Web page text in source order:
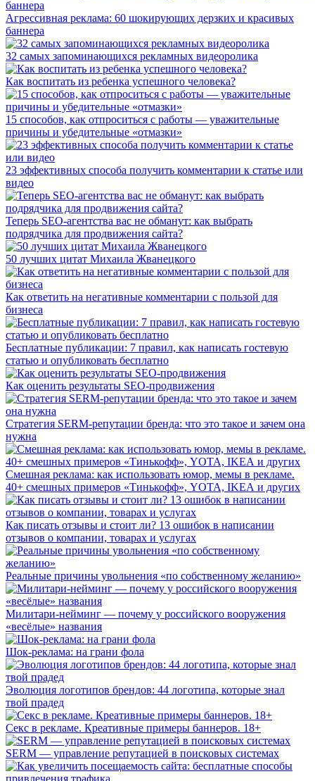
Агрессивная реклама: 60 шокирующих дерзких и красивых
баннера
32 самых запоминающихся рекламных видеоролика
Как воспитать из ребенка успешного человека?
15 способов, как отпроситься с работы — уважительные
причины и убедительные «отмазки»
23 эффективных способа получить комментарии к статье или
видео
Теперь SEO-агентства вас не обманут: как выбрать
подрядчика для продвижения сайта?
50 лучших цитат Михаила Жванецкого
Как ответить на негативные комментарии с пользой для
бизнеса
Бесплатные публикации: 7 правил, как написать гостевую
статью и опубликовать бесплатно
Как оценить результаты SEO-продвижения
Стратегия SERM-репутации бренда: что это такое и зачем она
нужна
Смешная реклама: как использовать юмор, мемы в рекламе.
40+ смешных примеров «Тинькофф», YOTA, IKEA и других
Как писать отзывы и стоит ли? 13 ошибок в написании
отзывов о компании, товарах и услугах
Реальные причины увольнения «по собственному желанию»
Милитари-нейминг — почему у российского вооружения
«весёлые» названия
Шок-реклама: на грани фола
Эволюция логотипов брендов: 44 логотипа, которые знал
твой прадед
Секс в рекламе. Креативные примеры баннеров. 18+
SERM — управление репутацией в поисковых системах